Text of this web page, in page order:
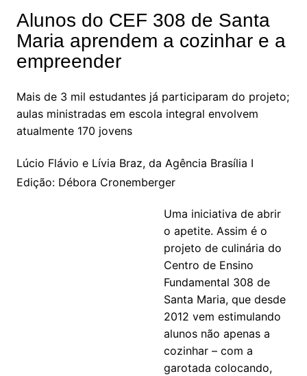
Alunos do CEF 308 de Santa
Maria aprendem a cozinhar e a
empreender
Mais de 3 mil estudantes já participaram do projeto;
aulas ministradas em escola integral envolvem
atualmente 170 jovens
Lúcio Flávio e Lívia Braz, da Agência Brasília I
Edição: Débora Cronemberger
Uma iniciativa de abrir
o apetite. Assim é o
projeto de culinária do
Centro de Ensino
Fundamental 308 de
Santa Maria, que desde
2012 vem estimulando
alunos não apenas a
cozinhar – com a
garotada colocando,